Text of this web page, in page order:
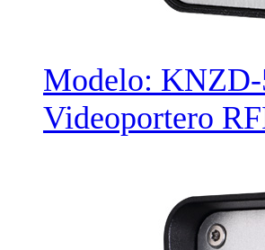
Modelo:
Videoportero